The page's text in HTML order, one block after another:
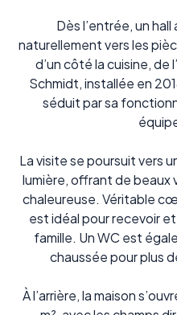
Dès l’entrée, un
naturellement vers les
d’un côté la cuisine, de
Schmidt, installée en
séduit par sa
La visite se poursuit vers
lumière, offrant de beaux
chaleureuse. Véritable
est idéal pour recevoir
famille. Un WC est
chaussée pour plus
À l’arrière, la maison